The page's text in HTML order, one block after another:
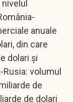
anuale
din care
dolari şi
volumul
de
de dolari